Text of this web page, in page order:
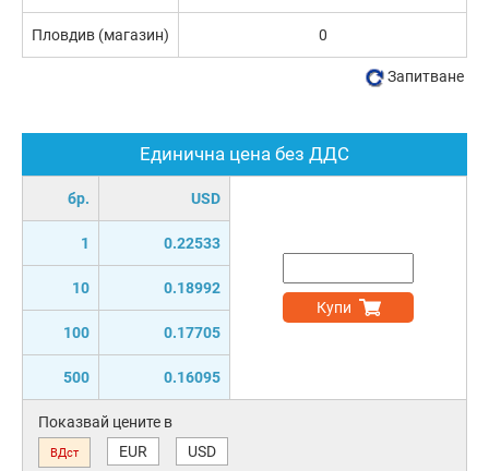
Единична цена без ДДС
бр. USD
1 0.22533
10 0.18992
100 0.17705
500 0.16095
Купи
Показвай цените в
ВДст EUR USD
Пловдив (магазин) 0
Запитване